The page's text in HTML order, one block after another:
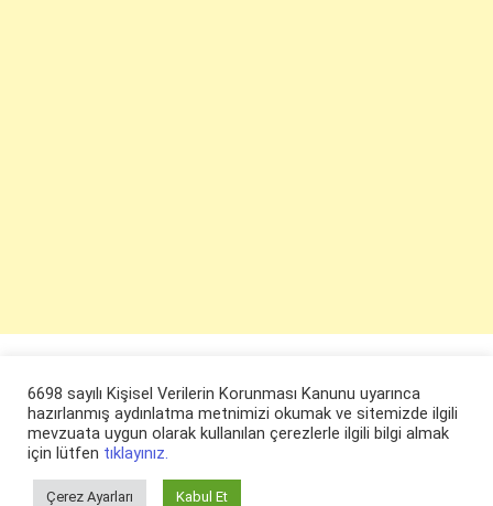
6698 sayılı Kişisel Verilerin Korunması Kanunu uyarınca
hazırlanmış aydınlatma metnimizi okumak ve sitemizde ilgili
mevzuata uygun olarak kullanılan çerezlerle ilgili bilgi almak
için lütfen tıklayınız.
Çerez Ayarları Kabul Et